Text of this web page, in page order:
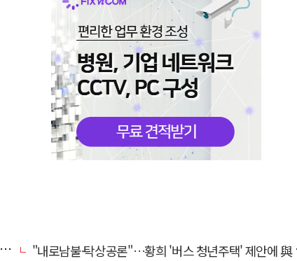
"내로남불·탁상공론"…황희 '버스 청년주택' 제안에 與 내부서도 쓴소리